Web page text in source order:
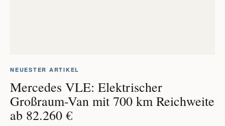
NEUESTER ARTIKEL
Mercedes VLE: Elektrischer
Großraum-Van mit 700 km Reichweite
ab 82.260 €